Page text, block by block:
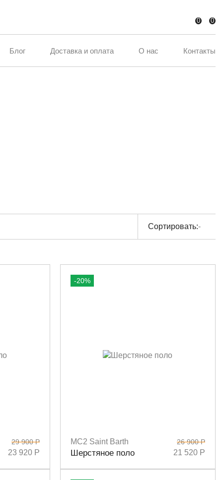
0 0
Блог Доставка и оплата О нас Контакты
Сортировать:-
29 900 Р
23 920 Р
-20%
Размеры
MC2 Saint Barth
Шерстяное поло
26 900 Р
21 520 Р